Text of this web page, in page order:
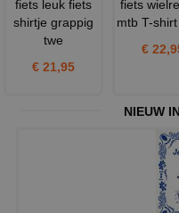
fiets leuk fiets
shirtje grappig
twe
€ 21,95
fiets
mtb T-
€
NIEUW